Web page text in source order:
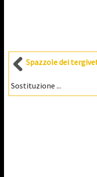
Spazzole dei
Sostituzione ...